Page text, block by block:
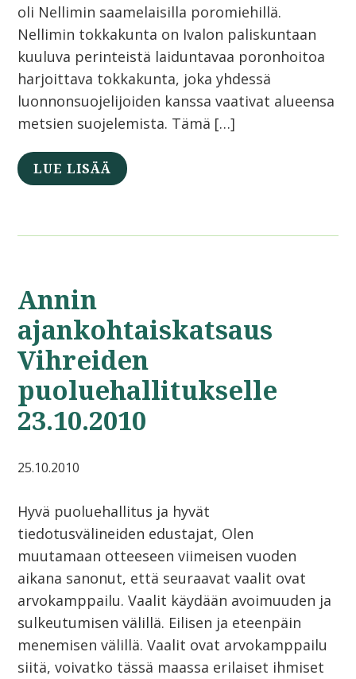
oli Nellimin saamelaisilla poromiehillä.
Nellimin tokkakunta on Ivalon paliskuntaan
kuuluva perinteistä laiduntavaa poronhoitoa
harjoittava tokkakunta, joka yhdessä
luonnonsuojelijoiden kanssa vaativat alueensa
metsien suojelemista. Tämä […]
LUE LISÄÄ
Annin
ajankohtaiskatsaus
Vihreiden
puoluehallitukselle
23.10.2010
25.10.2010
Hyvä puoluehallitus ja hyvät
tiedotusvälineiden edustajat, Olen
muutamaan otteeseen viimeisen vuoden
aikana sanonut, että seuraavat vaalit ovat
arvokamppailu. Vaalit käydään avoimuuden ja
sulkeutumisen välillä. Eilisen ja eteenpäin
menemisen välillä. Vaalit ovat arvokamppailu
siitä, voivatko tässä maassa erilaiset ihmiset